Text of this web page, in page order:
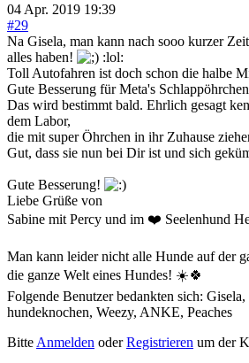
04 Apr. 2019 19:39
#29
Na Gisela, man kann nach sooo kurzer
alles haben!
:lol:
Toll Autofahren ist doch schon die halbe
Gute Besserung für Meta's
Das wird bestimmt bald. Ehrlich gesagt
dem Labor,
die mit super Öhrchen in ihr Zuhause
Gut, dass sie nun bei Dir ist und sich
Gute Besserung!
Liebe Grüße von
Sabine mit Percy und im ❤️ Seelenhund
Man kann leider nicht alle Hunde auf der
die ganze Welt eines Hundes! ☀️🍀
Folgende Benutzer bedankten sich: Gisela,
hundeknochen, Weezy, ANKE, Peaches
Bitte Anmelden oderRegistrieren um der